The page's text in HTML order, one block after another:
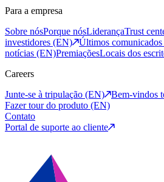
Para a empresa
Sobre nósPorque nósLiderançaTrust
investidores (EN)
Últimos
notícias (EN)PremiaçõesLocais dos
Careers
Junte-se à tripulação (EN)
Bem-vindos
Fazer tour do produto (EN)
Contato
Portal de suporte ao cliente